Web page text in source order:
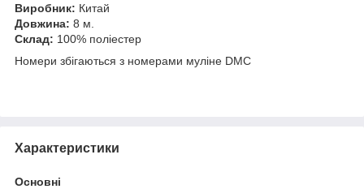
Виробник: Китай
Довжина: 8 м.
Склад: 100% поліестер
Номери збігаються з номерами муліне DMC
Характеристики
Основні